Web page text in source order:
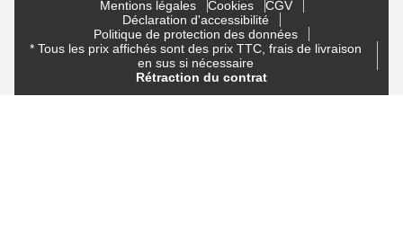
Mentions légales Cookies
CGV
Déclaration d'accessibilité
Politique de protection des données
* Tous les prix affichés sont des prix TTC, frais de livraison
en sus si nécessaire
Rétraction du contrat